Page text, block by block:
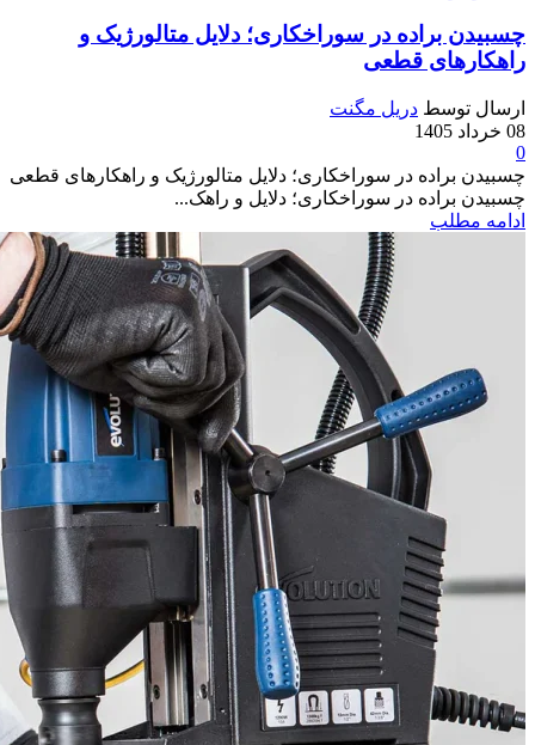
چسبیدن براده در سوراخکاری؛ دلایل متالورژیک و
راهکارهای قطعی
ارسال توسط دریل مگنت
08 خرداد 1405
0
چسبیدن براده در سوراخکاری؛ دلایل متالورژیک و راهکارهای قطعی
چسبیدن براده در سوراخکاری؛ دلایل و راهک...
ادامه مطلب